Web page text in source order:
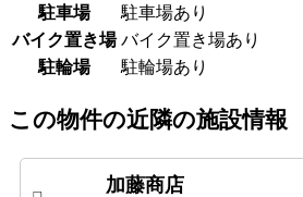
駐車場
駐車場あり
バイク置き場 バイク置き場あり
駐輪場
駐輪場あり
この物件の近隣の施設情報
加藤商店